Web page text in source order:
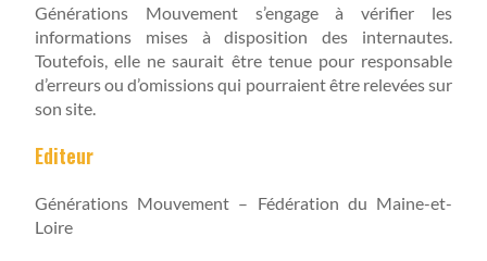
Générations Mouvement s’engage à vérifier les
informations mises à disposition des internautes.
Toutefois, elle ne saurait être tenue pour responsable
d’erreurs ou d’omissions qui pourraient être relevées sur
son site.
Editeur
Générations Mouvement – Fédération du Maine-et-
Loire